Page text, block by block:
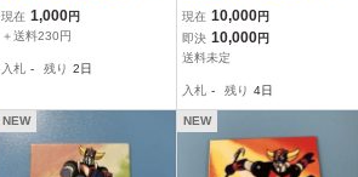
★天田 第2弾 UFOロ
ボ グレンダイザー
現在 1,000円
＋送料230円
入札 - 残り 2日
GOLDRAKE 水鉄砲 イタ
リア製
現在 10,000円
即決 10,000円
送料未定
入札 - 残り 4日
NEW NEW